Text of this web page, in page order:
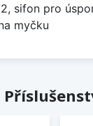
sifon pro
myčku